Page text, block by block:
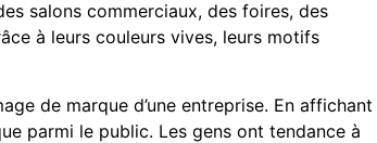
salons commerciaux, des foires, des
à leurs couleurs vives, leurs motifs
de marque d’une entreprise. En affichant
parmi le public. Les gens ont tendance à